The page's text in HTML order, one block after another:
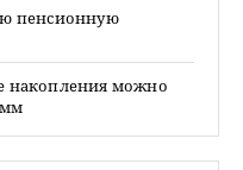
пенсионную
накопления можно